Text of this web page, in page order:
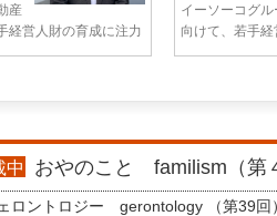
産
経営人財の育成に注力
イーソーコグ
向けて、若手
中 おやのこと familism（第
ロントロジー gerontology （第39回